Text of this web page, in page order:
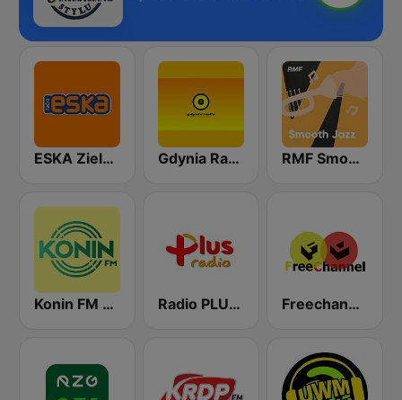
ESKA Zielona Góra Gdynia Radio RMF Smooth Jazz
Konin FM 104.1 Radio PLUS Olsztyn Freechannel-Chillout